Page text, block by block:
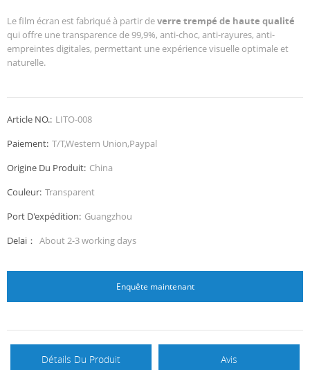
Le film écran est fabriqué à partir deverre trempé de haute qualité
qui offre une transparence de 99,9%, anti-choc, anti-rayures, anti-
empreintes digitales, permettant une expérience visuelle optimale et
naturelle.
Article NO.: LITO-008
Paiement: T/T,Western Union,Paypal
Origine Du Produit: China
Couleur: Transparent
Port D'expédition: Guangzhou
Delai： About 2-3 working days
Enquête maintenant
Détails Du Produit Avis